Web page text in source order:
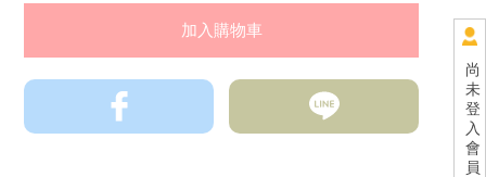
尚
未
登
入
會
員